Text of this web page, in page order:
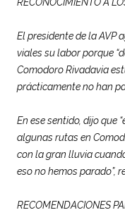
El presidente de la AVP
viales su labor porque
Comodoro Rivadavia
prácticamente no han
En ese sentido, dijo que
algunas rutas en
con la gran lluvia
eso no hemos parado”,
RECOMENDACIONES